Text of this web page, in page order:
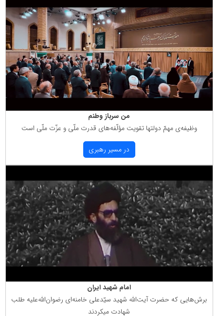
من سرباز وطنم
وظیفه‌ی مهمّ دولتها تقویت مؤلّفه‌های قدرت ملّی و عزّت ملّی است
در مسیر رهبری
امام شهید ایران
برش‌هایی كه حضرت آیت‌الله شهید سیّدعلی خامنه‌ای رضوان‌الله‌علیه طلب
شهادت میكردند